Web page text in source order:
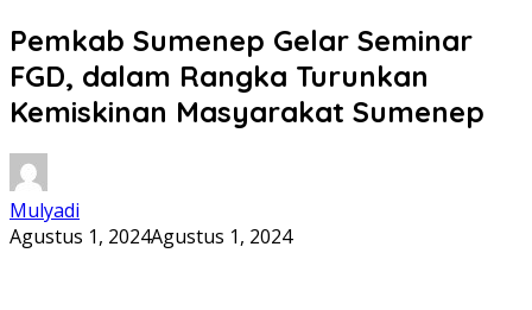
Pemkab Sumenep Gelar Seminar
FGD, dalam Rangka Turunkan
Kemiskinan Masyarakat Sumenep
Mulyadi
Agustus 1, 2024Agustus 1, 2024